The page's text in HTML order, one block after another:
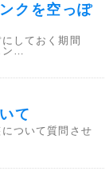
クを空っぽ
しておく期間
…
て
ついて質問させ